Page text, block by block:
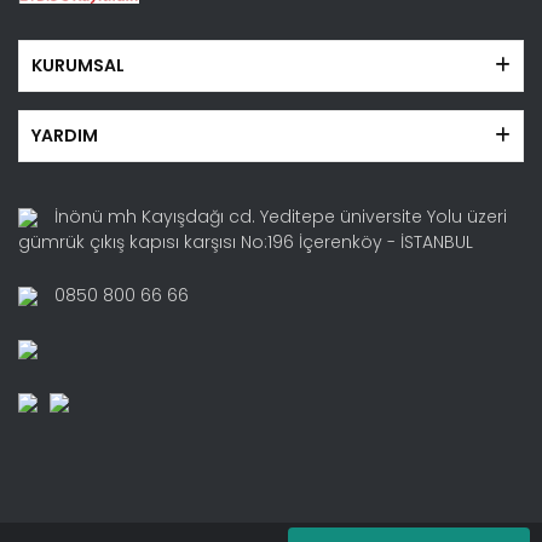
KURUMSAL
YARDIM
İnönü mh Kayışdağı cd. Yeditepe üniversite Yolu üzeri
gümrük çıkış kapısı karşısı No:196 İçerenköy - İSTANBUL
0850 800 66 66